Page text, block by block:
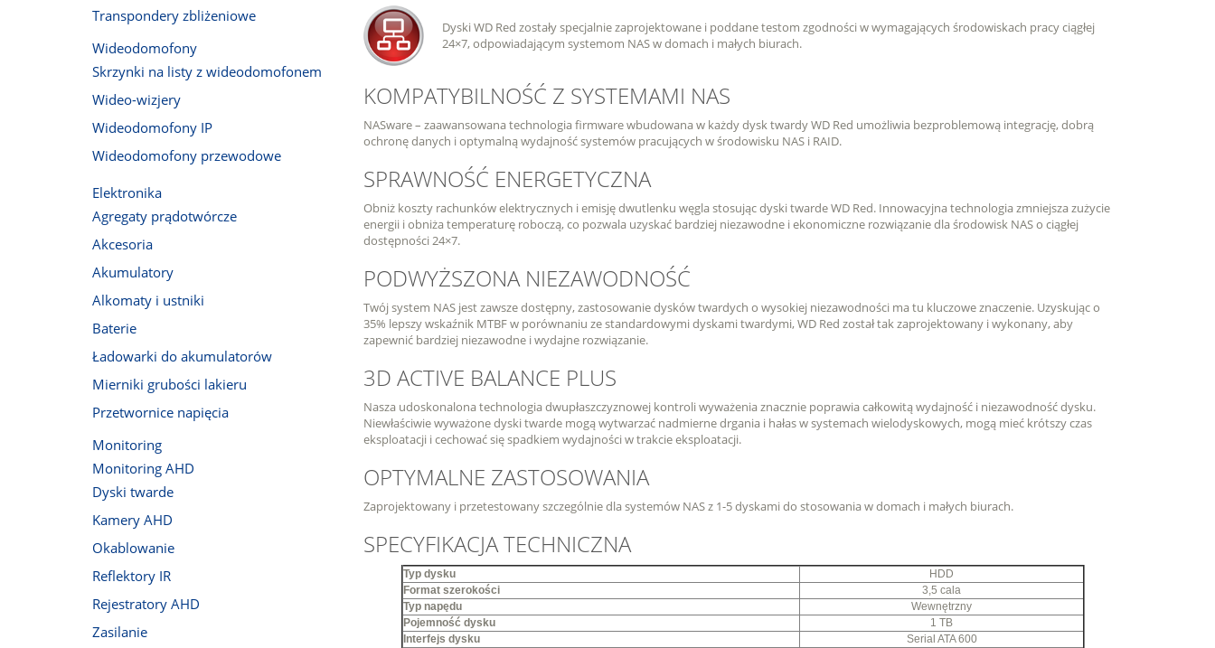
Dyski WD Red zostały specjalnie zaprojektowane i poddane testom zgodności w wymagających środowiskach pracy ciągłej
24×7, odpowiadającym systemom NAS w domach i małych biurach.
KOMPATYBILNOŚĆ Z SYSTEMAMI NAS
NASware – zaawansowana technologia firmware wbudowana w każdy dysk twardy WD Red umożliwia bezproblemową integrację, dobrą
ochronę danych i optymalną wydajność systemów pracujących w środowisku NAS i RAID.
SPRAWNOŚĆ ENERGETYCZNA
Obniż koszty rachunków elektrycznych i emisję dwutlenku węgla stosując dyski twarde WD Red. Innowacyjna technologia zmniejsza zużycie
energii i obniża temperaturę roboczą, co pozwala uzyskać bardziej niezawodne i ekonomiczne rozwiązanie dla środowisk NAS o ciągłej
dostępności 24×7.
PODWYŻSZONA NIEZAWODNOŚĆ
Twój system NAS jest zawsze dostępny, zastosowanie dysków twardych o wysokiej niezawodności ma tu kluczowe znaczenie. Uzyskując o
35% lepszy wskaźnik MTBF w porównaniu ze standardowymi dyskami twardymi, WD Red został tak zaprojektowany i wykonany, aby
zapewnić bardziej niezawodne i wydajne rozwiązanie.
3D ACTIVE BALANCE PLUS
Nasza udoskonalona technologia dwupłaszczyznowej kontroli wyważenia znacznie poprawia całkowitą wydajność i niezawodność dysku.
Niewłaściwie wyważone dyski twarde mogą wytwarzać nadmierne drgania i hałas w systemach wielodyskowych, mogą mieć krótszy czas
eksploatacji i cechować się spadkiem wydajności w trakcie eksploatacji.
OPTYMALNE ZASTOSOWANIA
Zaprojektowany i przetestowany szczególnie dla systemów NAS z 1-5 dyskami do stosowania w domach i małych biurach.
SPECYFIKACJA TECHNICZNA
Typ dysku
HDD
Format szerokości
3,5 cala
Typ napędu
Wewnętrzny
Pojemność dysku
1 TB
Interfejs dysku
Serial ATA 600
Transpondery zbliżeniowe
Wideodomofony
Skrzynki na listy z wideodomofonem
Wideo-wizjery
Wideodomofony IP
Wideodomofony przewodowe
Elektronika
Agregaty prądotwórcze
Akcesoria
Akumulatory
Alkomaty i ustniki
Baterie
Ładowarki do akumulatorów
Mierniki grubości lakieru
Przetwornice napięcia
Monitoring
Monitoring AHD
Dyski twarde
Kamery AHD
Okablowanie
Reflektory IR
Rejestratory AHD
Zasilanie